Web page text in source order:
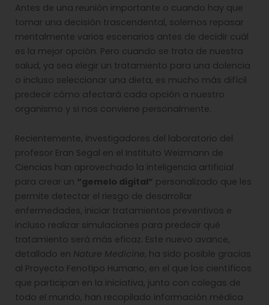
Antes de una reunión importante o cuando hay que
tomar una decisión trascendental, solemos repasar
mentalmente varios escenarios antes de decidir cuál
es la mejor opción. Pero cuando se trata de nuestra
salud, ya sea elegir un tratamiento para una dolencia
o incluso seleccionar una dieta, es mucho más difícil
predecir cómo afectará cada opción a nuestro
organismo y si nos conviene personalmente.
Recientemente, investigadores del laboratorio del
profesor Eran Segal en el Instituto Weizmann de
Ciencias han aprovechado la inteligencia artificial
para crear un “gemelo digital” personalizado que les
permite detectar el riesgo de desarrollar
enfermedades, iniciar tratamientos preventivos e
incluso realizar simulaciones para predecir qué
tratamiento será más eficaz. Este nuevo avance,
detallado en Nature Medicine, ha sido posible gracias
al Proyecto Fenotipo Humano, en el que los científicos
que participan en la iniciativa, junto con colegas de
todo el mundo, han recopilado información médica